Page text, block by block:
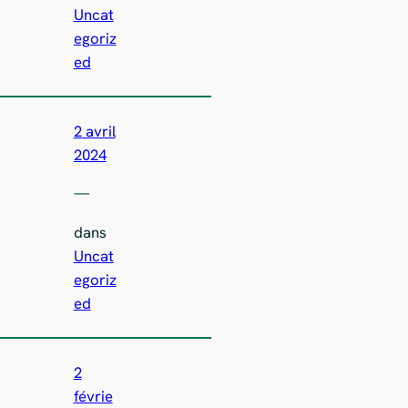
Uncat
egoriz
ed
2 avril
2024
—
dans
Uncat
egoriz
ed
2
févrie